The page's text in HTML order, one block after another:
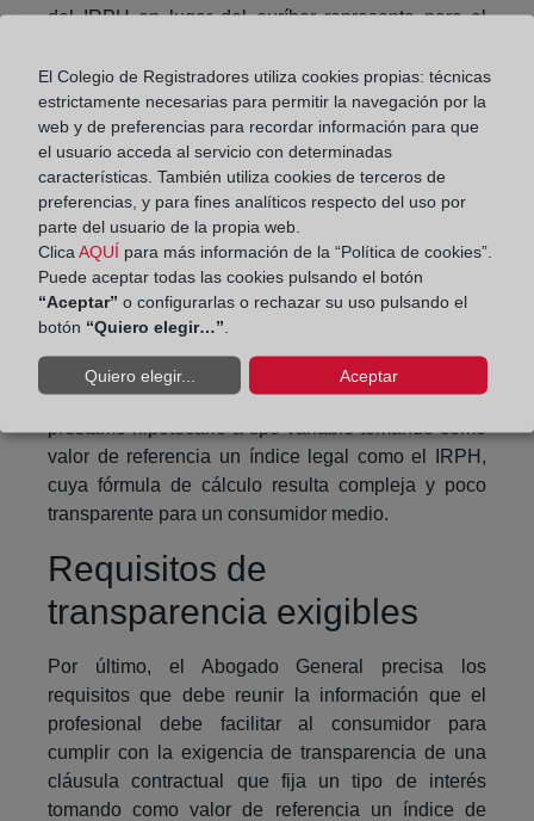
del IRPH en lugar del euríbor representa para el
21.000 euros por préstamo hipotecario.
Asimismo, expone sus dudas acerca del nivel de
información del que dispuso el consumidor al
celebrar el contrato en cuestión. Por ello, estima
que el consumidor no fue suficientemente
informado del contenido de la cláusula, por lo que
ésta no sería ni clara ni transparente, incumpliendo
así lo dispuesto en la Directiva.
Por otra parte, el Juzgado deseaba saber cuál debe
ser la información que el profesional ha de facilitar
al celebrar con los consumidores contratos de
préstamo hipotecario a tipo variable tomando como
valor de referencia un índice legal como el IRPH,
cuya fórmula de cálculo resulta compleja y poco
transparente para un consumidor medio.
Requisitos de
transparencia exigibles
Por último, el Abogado General precisa los
requisitos que debe reunir la información que el
profesional debe facilitar al consumidor para
cumplir con la exigencia de transparencia de una
cláusula contractual que fija un tipo de interés
tomando como valor de referencia un índice de
El Colegio de Registradores utiliza cookies propias: técnicas
estrictamente necesarias para permitir la navegación por la
web y de preferencias para recordar información para que
el usuario acceda al servicio con determinadas
características. También utiliza cookies de terceros de
preferencias, y para fines analíticos respecto del uso por
parte del usuario de la propia web.
Clica AQUÍ para más información de la “Política de cookies”.
Puede aceptar todas las cookies pulsando el botón
“Aceptar” o configurarlas o rechazar su uso pulsando el
botón “Quiero elegir…”
Quiero elegir... Aceptar